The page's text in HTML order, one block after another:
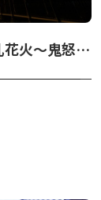
【2026年】百華繚乱花火～鬼怒川焔火～